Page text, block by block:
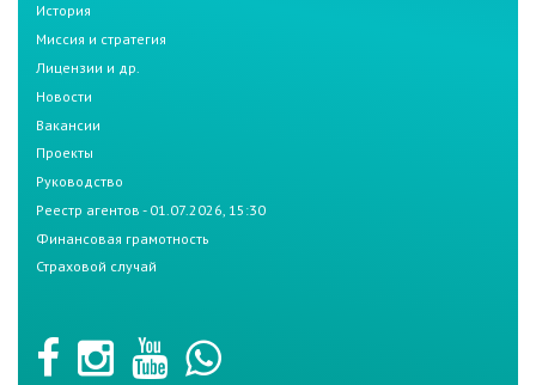
История
Миссия и стратегия
Лицензии и др.
Новости
Вакансии
Проекты
Руководство
Реестр агентов - 01.07.2026, 15:30
Финансовая грамотность
Страховой случай